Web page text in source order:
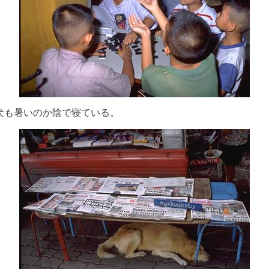
も暑いのか陰で寝ている。